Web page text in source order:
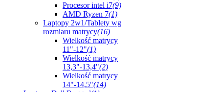
Procesor intel i7(9)
AMD Ryzen 7(1)
Laptopy 2w1/Tablety wg
rozmiaru matrycy(16)
Wielkość matrycy
11"-12"(1)
Wielkość matrycy
13,3"-13,4"(2)
Wielkość matrycy
14"-14,5"(14)